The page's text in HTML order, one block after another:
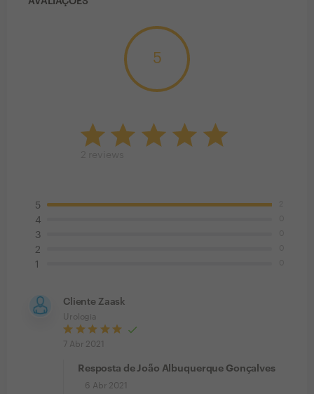
5
5
4
3
2
1
Cliente Zaask
Urologia
7 Abr 2021
Resposta de João Albuquerque Gonçalves
6 Abr 2021